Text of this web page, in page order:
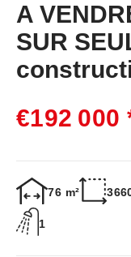
A
SUR
€192 000
76 m²
1